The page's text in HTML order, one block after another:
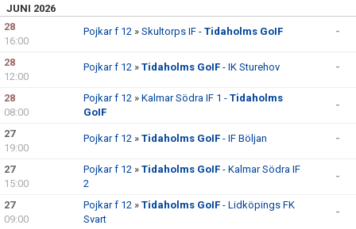
JUNI 2026
28
16:00
Pojkar f 12 » Skultorps IF - Tidaholms GoIF -
28
12:00
Pojkar f 12 » Tidaholms GoIF - IK Sturehov -
28
08:00
Pojkar f 12 » Kalmar Södra IF 1 - Tidaholms
GoIF
-
27
19:00
Pojkar f 12 » Tidaholms GoIF - IF Böljan -
27
15:00
Pojkar f 12 » Tidaholms GoIF - Kalmar Södra IF
2
-
27
09:00
Pojkar f 12 » Tidaholms GoIF - Lidköpings FK
Svart
-